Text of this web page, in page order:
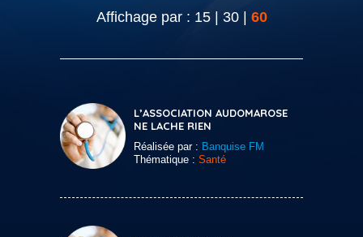
Affichage par : 15| 30| 60
L’ASSOCIATION AUDOMAROSE
NE LACHE RIEN
Réalisée par : Banquise FM
Thématique : Santé